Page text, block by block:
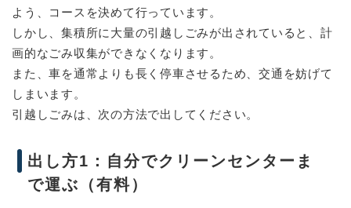
よう、コースを決めて行っています。
しかし、集積所に大量の引越しごみが出されていると、計
画的なごみ収集ができなくなります。
また、車を通常よりも長く停車させるため、交通を妨げて
しまいます。
引越しごみは、次の方法で出してください。
出し方1：自分でクリーンセンターま
で運ぶ（有料）